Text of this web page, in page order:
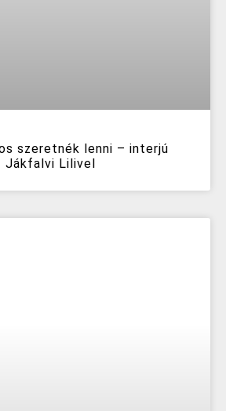
szeretnék lenni – interjú
Jákfalvi Lilivel